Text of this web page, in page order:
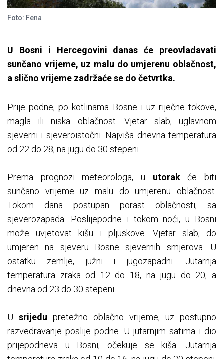
Foto: Fena
U Bosni i Hercegovini danas će preovladavati
sunčano vrijeme, uz malu do umjerenu oblačnost,
a slično vrijeme zadržaće se do četvrtka.
Prije podne, po kotlinama Bosne i uz riječne tokove,
magla ili niska oblačnost. Vjetar slab, uglavnom
sjeverni i sjeveroistočni. Najviša dnevna temperatura
od 22 do 28, na jugu do 30 stepeni.
Prema prognozi meteorologa, u utorakće biti
sunčano vrijeme uz malu do umjerenu oblačnost.
Tokom dana postupan porast oblačnosti, sa
sjeverozapada. Poslijepodne i tokom noći, u Bosni
može uvjetovat kišu i pljuskove. Vjetar slab, do
umjeren na sjeveru Bosne sjevernih smjerova. U
ostatku zemlje, južni i jugozapadni. Jutarnja
temperatura zraka od 12 do 18, na jugu do 20, a
dnevna od 23 do 30 stepeni.
U srijedu pretežno oblačno vrijeme, uz postupno
razvedravanje poslije podne. U jutarnjim satima i dio
prijepodneva u Bosni, očekuje se kiša. Jutarnja